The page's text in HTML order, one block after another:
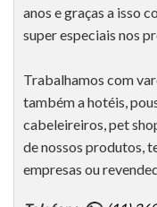
anos e graças a isso
super especiais nos
Trabalhamos com
também a hotéis,
cabeleireiros, pet
de nossos produtos,
empresas ou